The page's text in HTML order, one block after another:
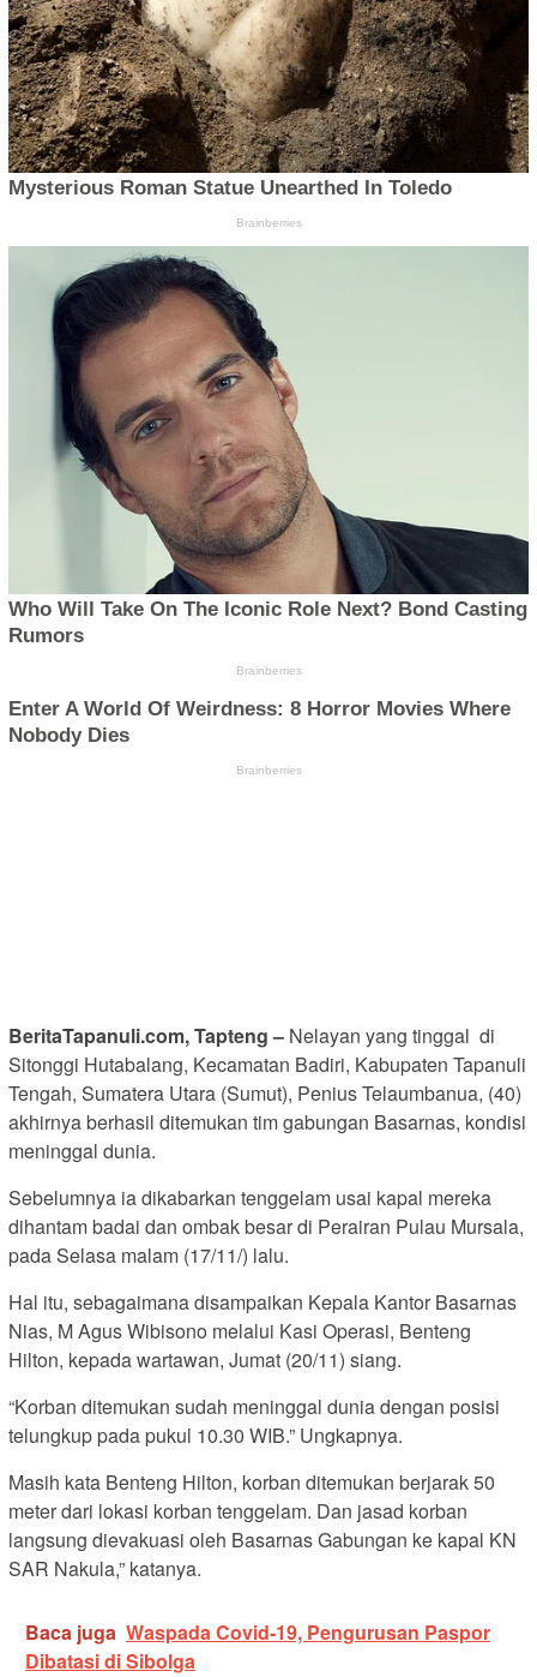
BeritaTapanuli.com, Tapteng – Nelayan yang tinggal di
Sitonggi Hutabalang, Kecamatan Badiri, Kabupaten Tapanuli
Tengah, Sumatera Utara (Sumut), Penius Telaumbanua, (40)
akhirnya berhasil ditemukan tim gabungan Basarnas, kondisi
meninggal dunia.
Sebelumnya ia dikabarkan tenggelam usai kapal mereka
dihantam badai dan ombak besar di Perairan Pulau Mursala,
pada Selasa malam (17/11/) lalu.
Hal itu, sebagaimana disampaikan Kepala Kantor Basarnas
Nias, M Agus Wibisono melalui Kasi Operasi, Benteng
Hilton, kepada wartawan, Jumat (20/11) siang.
“Korban ditemukan sudah meninggal dunia dengan posisi
telungkup pada pukul 10.30 WIB.” Ungkapnya.
Masih kata Benteng Hilton, korban ditemukan berjarak 50
meter dari lokasi korban tenggelam. Dan jasad korban
langsung dievakuasi oleh Basarnas Gabungan ke kapal KN
SAR Nakula,” katanya.
Baca juga Waspada Covid-19, Pengurusan Paspor
Dibatasi di Sibolga